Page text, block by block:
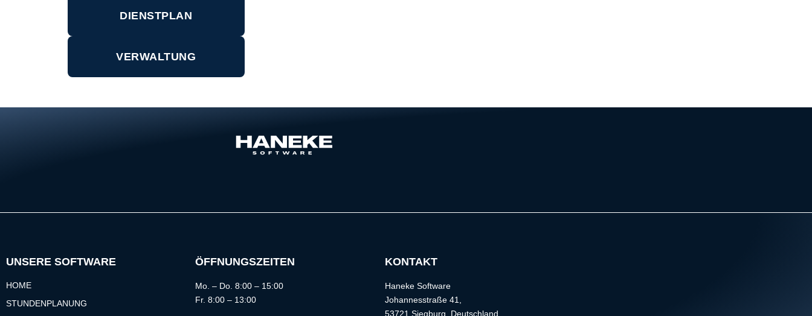
DIENSTPLAN
VERWALTUNG
UNSERE SOFTWARE
HOME
STUNDENPLANUNG
ÖFFNUNGSZEITEN
Mo. – Do. 8:00 – 15:00
Fr. 8:00 – 13:00
KONTAKT
Haneke Software
Johannesstraße 41,
53721 Siegburg, Deutschland